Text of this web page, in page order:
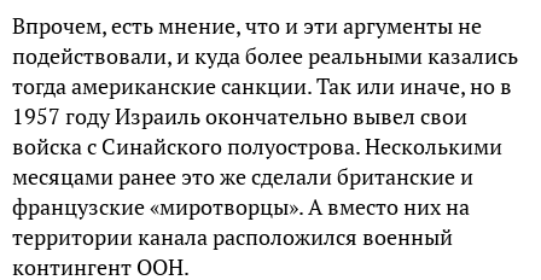
Впрочем, есть мнение, что и эти аргументы не
подействовали, и куда более реальными казались
тогда американские санкции. Так или иначе, но в
1957 году Израиль окончательно вывел свои
войска с Синайского полуострова. Несколькими
месяцами ранее это же сделали британские и
французские «миротворцы». А вместо них на
территории канала расположился военный
контингент ООН.